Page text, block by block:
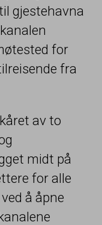
gjestehavna
for
fra
av to
midt på
for alle
å åpne